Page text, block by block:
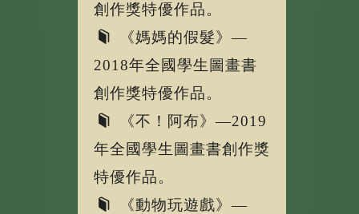
創作獎特優作品。
《媽媽的假髮》—
2018年全國學生圖畫書
創作獎特優作品。
《不！阿布》—2019
年全國學生圖畫書創作獎
特優作品。
《動物玩遊戲》—